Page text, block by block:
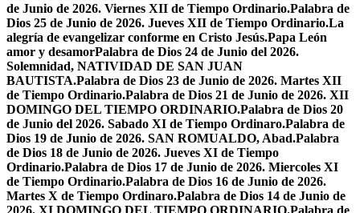
de Junio de 2026. Viernes XII de Tiempo Ordinario.Palabra de
Dios 25 de Junio de 2026. Jueves XII de Tiempo Ordinario.La
alegría de evangelizar conforme en Cristo Jesús.Papa León
amor y desamorPalabra de Dios 24 de Junio del 2026.
Solemnidad, NATIVIDAD DE SAN JUAN
BAUTISTA.Palabra de Dios 23 de Junio de 2026. Martes XII
de Tiempo Ordinario.Palabra de Dios 21 de Junio de 2026. XII
DOMINGO DEL TIEMPO ORDINARIO.Palabra de Dios 20
de Junio del 2026. Sabado XI de Tiempo Ordinaro.Palabra de
Dios 19 de Junio de 2026. SAN ROMUALDO, Abad.Palabra
de Dios 18 de Junio de 2026. Jueves XI de Tiempo
Ordinario.Palabra de Dios 17 de Junio de 2026. Miercoles XI
de Tiempo Ordinario.Palabra de Dios 16 de Junio de 2026.
Martes X de Tiempo Ordinaro.Palabra de Dios 14 de Junio de